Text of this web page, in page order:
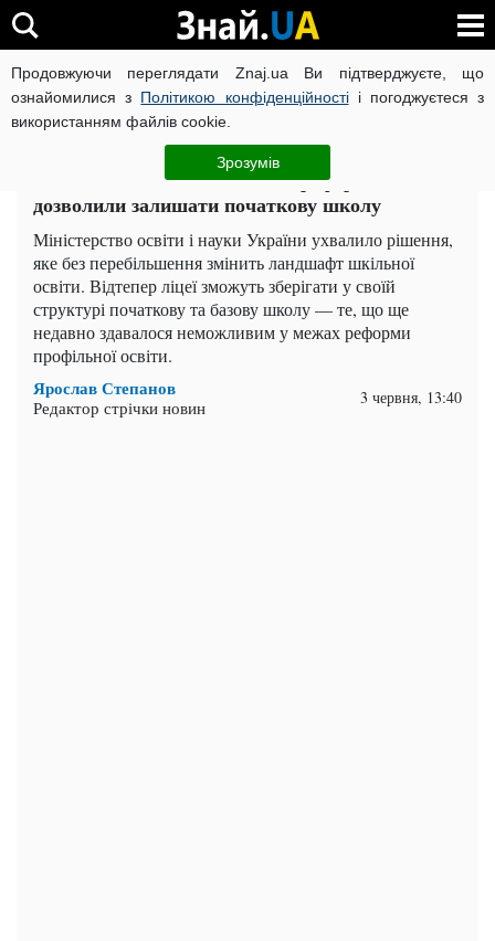
Продовжуючи переглядати Znaj.ua Ви підтверджуєте, що
ознайомилися з Політикою конфіденційностіі погоджуєтеся з
використанням файлів cookie.
Зрозумів
ВІЙНА РОСІЇ ПРОТИ УКРАЇНИ КОРОНАВІРУС В УКРАЇНІ
ЧИТАТЬ НА РУССКОМ
МОН пом'якшило вимоги до реформи: ліцеям
дозволили залишати початкову школу
Міністерство освіти і науки України ухвалило рішення,
яке без перебільшення змінить ландшафт шкільної
освіти. Відтепер ліцеї зможуть зберігати у своїй
структурі початкову та базову школу — те, що ще
недавно здавалося неможливим у межах реформи
профільної освіти.
Ярослав Степанов
Редактор стрічки новин 3 червня, 13:40